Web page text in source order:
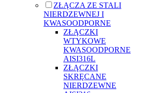
ZŁĄCZA ZE STALI
NIERDZEWNEJ I
KWASOODPORNE
ZŁĄCZKI
WTYKOWE
KWASOODPORNE
AISI316L
ZŁĄCZKI
SKRĘCANE
NIERDZEWNE